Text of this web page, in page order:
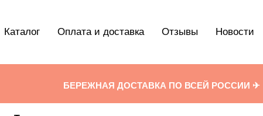
Каталог Оплата и доставка Отзывы Новости
БЕРЕЖНАЯ ДОСТАВКА ПО ВСЕЙ РОССИИ ✈